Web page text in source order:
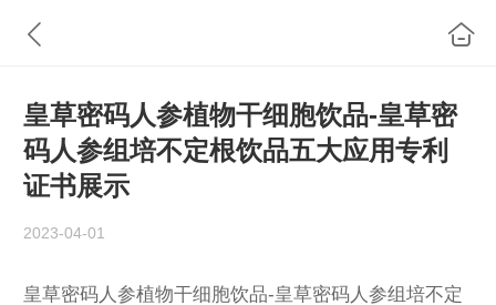
皇草密码人参植物干细胞饮品-皇草密
码人参组培不定根饮品五大应用专利
证书展示
2023-04-01
皇草密码人参植物干细胞饮品-皇草密码人参组培不定